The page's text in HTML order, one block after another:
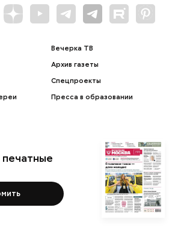
Вечерка ТВ
Архив газеты
Спецпроекты
Пресса в образовании